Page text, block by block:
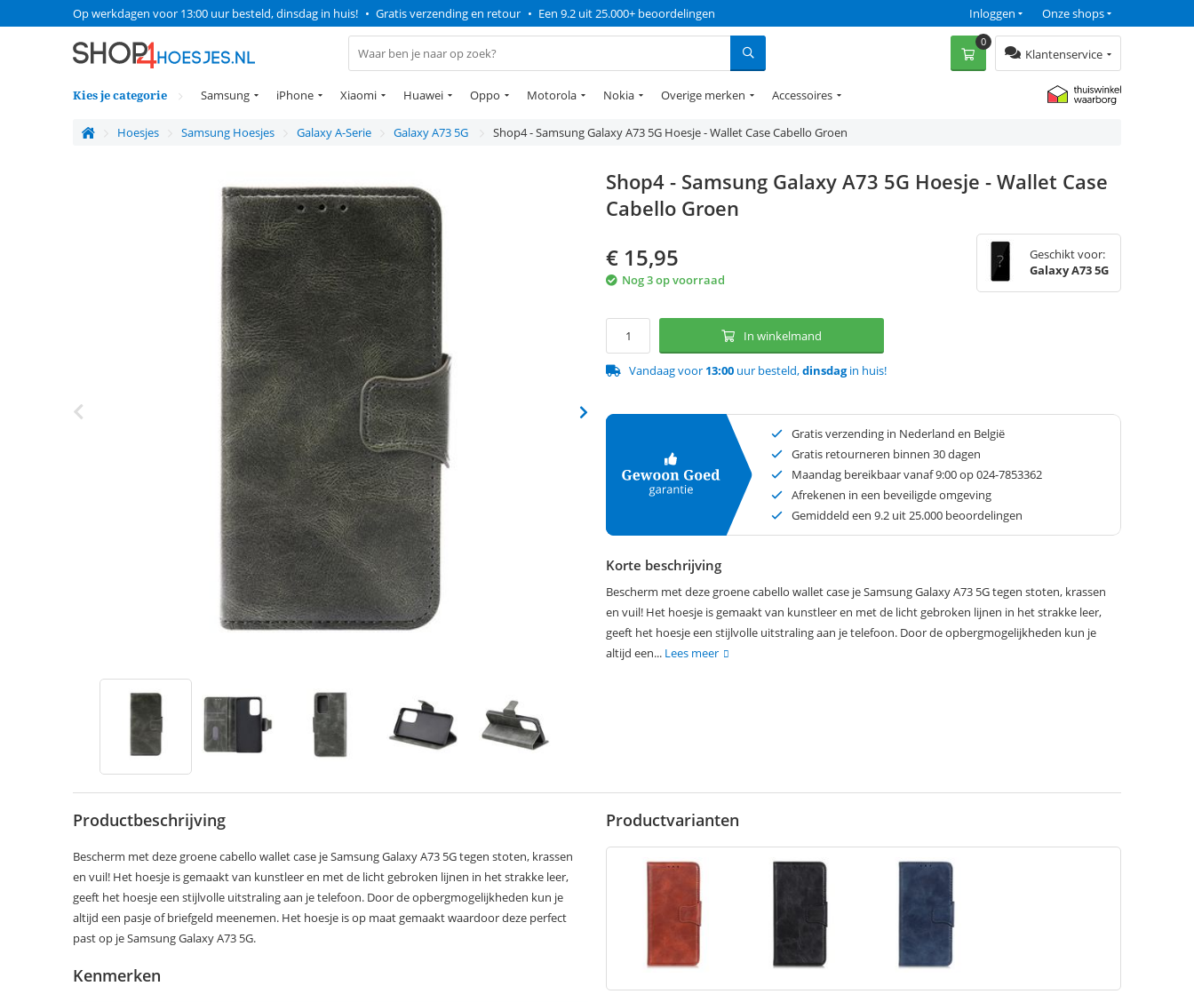
Op werkdagen voor 13:00 uur besteld, dinsdag in huis! • Gratis verzending en retour • Een 9.2 uit 25.000+ beoordelingen Onze shops
Inloggen
Klantenservice
0
Kies je categorie Samsung iPhone Xiaomi Huawei Oppo Motorola Nokia Overige merken Accessoires
Hoesjes Samsung Hoesjes Galaxy A-Serie Galaxy A73 5G Shop4 - Samsung Galaxy A73 5G Hoesje - Wallet Case Cabello Groen
Shop4 - Samsung Galaxy A73 5G Hoesje - Wallet Case
Cabello Groen
€ 15,95
Nog 3 op voorraad
Geschikt voor:
Galaxy A73 5G
In winkelmand
Vandaag voor 13:00 uur besteld,dinsdagin huis!
Gratis verzending in Nederland en België
Gratis retourneren binnen 30 dagen
Maandag bereikbaar vanaf 9:00 op 024-7853362
Afrekenen in een beveiligde omgeving
Gemiddeld een 9.2 uit 25.000 beoordelingen
Korte beschrijving
Bescherm met deze groene cabello wallet case je Samsung Galaxy A73 5G tegen stoten, krassen
en vuil! Het hoesje is gemaakt van kunstleer en met de licht gebroken lijnen in het strakke leer,
geeft het hoesje een stijlvolle uitstraling aan je telefoon. Door de opbergmogelijkheden kun je
altijd een... Lees meer
Productbeschrijving
Bescherm met deze groene cabello wallet case je Samsung Galaxy A73 5G tegen stoten, krassen
en vuil! Het hoesje is gemaakt van kunstleer en met de licht gebroken lijnen in het strakke leer,
geeft het hoesje een stijlvolle uitstraling aan je telefoon. Door de opbergmogelijkheden kun je
altijd een pasje of briefgeld meenemen. Het hoesje is op maat gemaakt waardoor deze perfect
past op je Samsung Galaxy A73 5G.
Kenmerken
Productvarianten